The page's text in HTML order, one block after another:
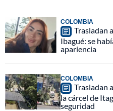
COLOMBIA
Trasladan
Ibagué: se
apariencia
COLOMBIA
Trasladan
la cárcel de
seguridad